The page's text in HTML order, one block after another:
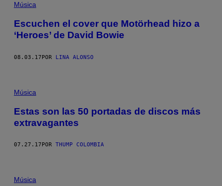
Música
Escuchen el cover que Motörhead hizo a
‘Heroes’ de David Bowie
08.03.17POR LINA ALONSO
Música
Estas son las 50 portadas de discos más
extravagantes
07.27.17 POR THUMP COLOMBIA
Música